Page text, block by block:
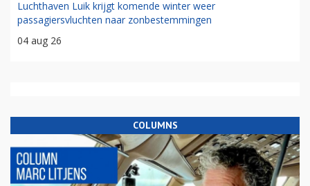
Luchthaven Luik krijgt komende winter weer
passagiersvluchten naar zonbestemmingen
04 aug 26
COLUMNS